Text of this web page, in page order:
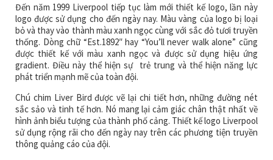
Đến năm 1999 Liverpool tiếp tục làm mới thiết kế logo, lần này
logo được sử dụng cho đến ngày nay. Màu vàng của logo bị loại
bỏ và thay vào thành màu xanh ngọc cùng với sắc đỏ tươi truyền
thống. Dòng chữ “Est.1892″ hay “You’ll never walk alone” cũng
được thiết kế với màu xanh ngọc và được sử dụng hiệu ứng
gradient. Điều này thể hiện sự trẻ trung và thể hiện năng lực
phát triển mạnh mẽ của toàn đội.
Chú chim Liver Bird được vẽ lại chi tiết hơn, những đường nét
sắc sảo và tinh tế hơn. Nó mang lại cảm giác chân thật nhất về
hình ảnh biểu tượng của thành phố cảng. Thiết kế logo Liverpool
sử dụng rộng rãi cho đến ngày nay trên các phương tiện truyền
thông quảng cáo của đội.